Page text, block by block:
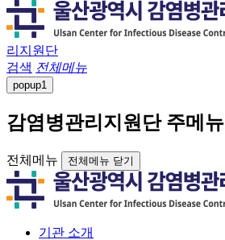
리지원단
검색 전체메뉴
popup1
감염병관리지원단 주메뉴
전체메뉴 전체메뉴 닫기
기관 소개